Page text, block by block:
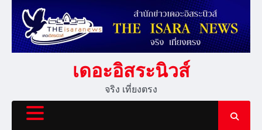
content
เดอะอิสระนิวส์
จริง เที่ยงตรง